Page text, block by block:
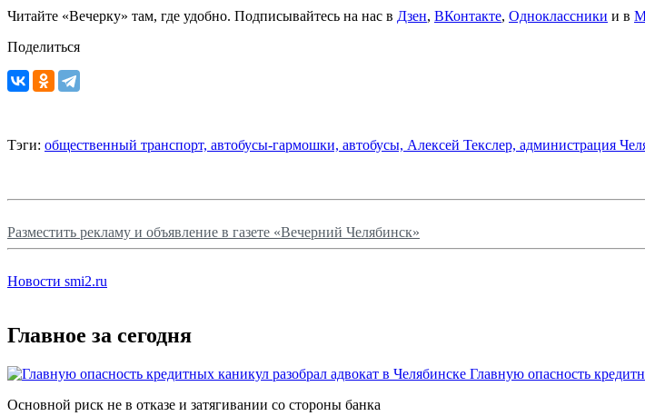
Читайте «Вечерку» там, где удобно. Подписывайтесь на нас в Дзен, ВКонтакте, Одноклассники и в
Поделиться
Тэги: общественный транспорт, автобусы-гармошки, автобусы, Алексей Текслер, администрация
Разместить рекламу и объявление в газете «Вечерний Челябинск»
Новости smi2.ru
Главное за сегодня
Главную опасность
Основной риск не в отказе и затягивании со стороны банка